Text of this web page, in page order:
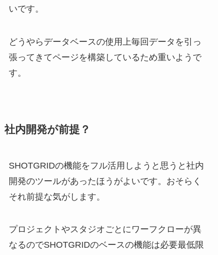
いです。
どうやらデータベースの使用上毎回データを引っ
張ってきてページを構築しているため重いようで
す。
社内開発が前提？
SHOTGRIDの機能をフル活用しようと思うと社内
開発のツールがあったほうがよいです。おそらく
それ前提な気がします。
プロジェクトやスタジオごとにワーフクローが異
なるのでSHOTGRIDのベースの機能は必要最低限